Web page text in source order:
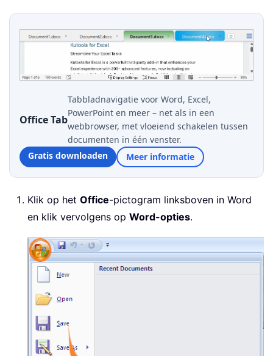
Office Tab
Tabbladnavigatie voor Word, Excel,
PowerPoint en meer – net als in een
webbrowser, met vloeiend schakelen tussen
documenten in één venster.
Gratis downloaden
Meer informatie
Klik op het Office-pictogram linksboven in Word
en klik vervolgens op Word-opties.